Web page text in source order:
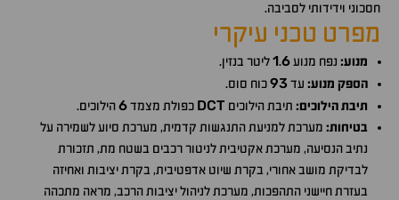
חסכוני וידידותי לסביבה.
מפרט טכני עיקרי
מנוע: נפח מנוע 1.6
ליטר בנזין.
הספק מנוע: עד93כוח סוס.
תיבת הילוכים: תיבת הילוכים DCT כפולת מצמד6הילוכים.
בטיחות: מערכת למניעת התנגשות קדמית, מערכת סיוע לשמירה על
נתיב הנסיעה, מערכת אקטיבית לניטור רכבים בשטח מת, תזכורת
לבדיקת מושב אחורי, בקרת שיוט אדפטיבית, בקרת יציבות ואחיזה
בעזרת חיישני התהפכות, מערכת לניהול יציבות הרכב, מראה מתכהה